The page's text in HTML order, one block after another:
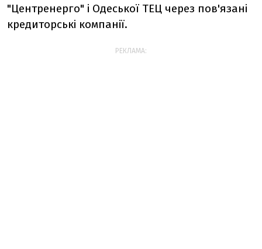
"Центренерго" і Одеської ТЕЦ через пов'язані
кредиторські компанії.
РЕКЛАМА: